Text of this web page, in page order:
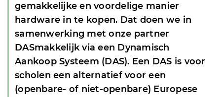
gemakkelijke en voordelige manier
hardware in te kopen. Dat doen we in
samenwerking met onze partner
DASmakkelijk via een Dynamisch
Aankoop Systeem (DAS). Een DAS is voor
scholen een alternatief voor een
(openbare- of niet-openbare) Europese